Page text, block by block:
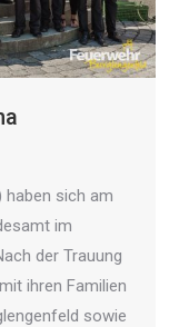
haben sich am
im
der Trauung
ihren Familien
sowie